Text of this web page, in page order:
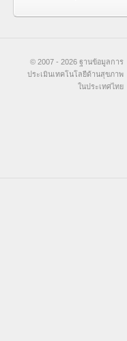
© 2007 - 2026 ฐานข้อมูลการ
ประเมินเทคโนโลยีด้านสุขภาพ
ในประเทศไทย